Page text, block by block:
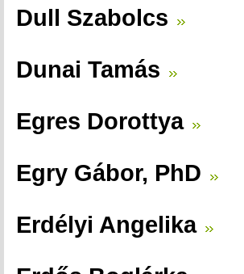
Dull Szabolcs
Dunai Tamás
Egres Dorottya
Egry Gábor, PhD
Erdélyi Angelika